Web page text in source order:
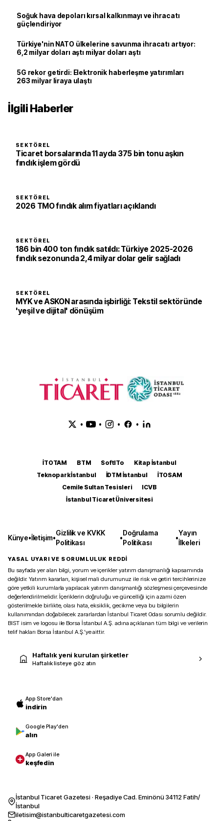
Soğuk hava depoları kırsal kalkınmayı ve ihracatı
güçlendiriyor
Türkiye'nin NATO ülkelerine savunma ihracatı artıyor:
6,2 milyar doları aştı milyar doları aştı
5G rekor getirdi: Elektronik haberleşme yatırımları
263 milyar liraya ulaştı
İlgili Haberler
SEKTÖREL
Ticaret borsalarında 11 ayda 375 bin tonu aşkın
fındık işlem gördü
SEKTÖREL
2026 TMO fındık alım fiyatları açıklandı
SEKTÖREL
186 bin 400 ton fındık satıldı: Türkiye 2025-2026
fındık sezonunda 2,4 milyar dolar gelir sağladı
SEKTÖREL
MYK ve ASKON arasında işbirliği: Tekstil sektöründe
'yeşil ve dijital' dönüşüm
• • • •
İTOTAM BTM SoftITo
Kitap İstanbul
Teknopark İstanbul
İDTM İstanbul
İTOSAM
Cemile Sultan Tesisleri
ICVB
İstanbul Ticaret Üniversitesi
Künye•İletişim•
Gizlilik ve KVKK
Politikası
•
Doğrulama
Politikası
•
Yayın
İlkeleri
YASAL UYARI VE SORUMLULUK REDDİ
Bu sayfada yer alan bilgi, yorum ve içerikler yatırım danışmanlığı kapsamında
değildir. Yatırım kararları, kişisel mali durumunuz ile risk ve getiri tercihlerinize
göre yetkili kurumlarla yapılacak yatırım danışmanlığı sözleşmesi çerçevesinde
değerlendirilmelidir. İçeriklerin doğruluğu ve güncelliği için azami özen
gösterilmekle birlikte, olası hata, eksiklik, gecikme veya bu bilgilerin
kullanımından doğabilecek zararlardan İstanbul Ticaret Odası sorumlu değildir.
BIST isim ve logosu ile Borsa İstanbul A.Ş. adına açıklanan tüm bilgi ve verilerin
telif hakları Borsa İstanbul A.Ş.’ye aittir.
Haftalık yeni kurulan şirketler
Haftalık listeye göz atın
App Store'dan
indirin
Google Play'den
alın
App Galeri ile
keşfedin
İstanbul Ticaret Gazetesi · Reşadiye Cad. Eminönü 34112 Fatih/
İstanbul
iletisim@istanbulticaretgazetesi.com